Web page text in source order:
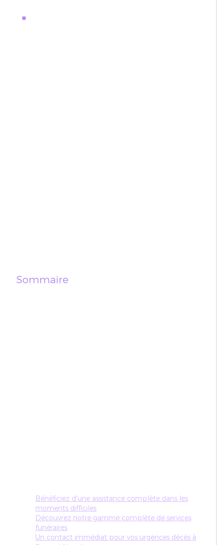
Sommaire
Bénéficiez d'une assistance complète dans les
moments difficiles
Découvrez notre gamme complète de services
funéraires
Un contact immédiat pour vos urgences décès à